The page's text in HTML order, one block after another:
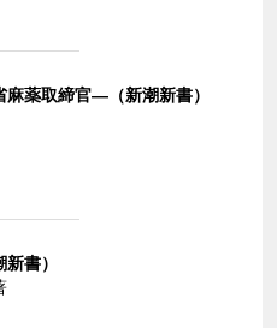
薬取締官―（新潮新書）
書）